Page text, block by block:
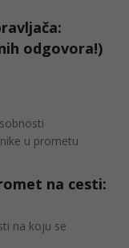
odgovora!)
u prometu
na cesti:
na koju se